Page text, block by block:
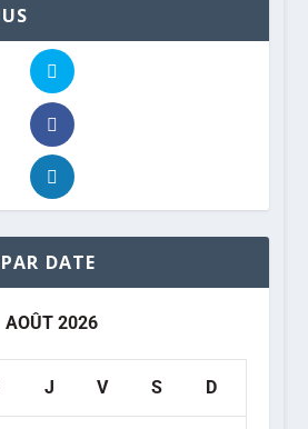
DATE
AOÛT 2026
J V S D